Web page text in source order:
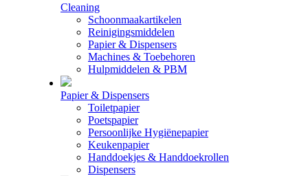
Cleaning
Schoonmaakartikelen
Reinigingsmiddelen
Papier & Dispensers
Machines & Toebehoren
Hulpmiddelen & PBM
Papier & Dispensers
Toiletpapier
Poetspapier
Persoonlijke Hygiënepapier
Keukenpapier
Handdoekjes & Handdoekrollen
Dispensers